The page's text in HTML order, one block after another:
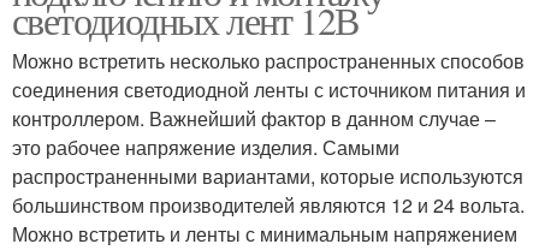
светодиодных лент 12В
Можно встретить несколько распространенных способов
соединения светодиодной ленты с источником питания и
контроллером. Важнейший фактор в данном случае –
это рабочее напряжение изделия. Самыми
распространенными вариантами, которые используются
большинством производителей являются 12 и 24 вольта.
Можно встретить и ленты с минимальным напряжением